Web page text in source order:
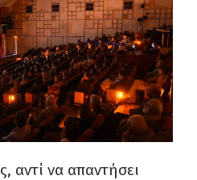
αντί να απαντήσει